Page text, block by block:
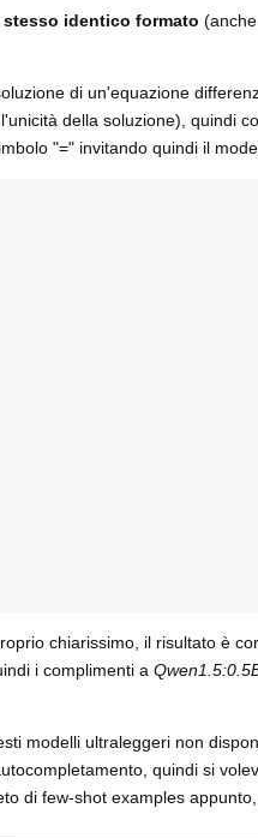
stesso identico formato
di un'equazione
della soluzione), quindi
"=" invitando quindi il
chiarissimo, il risultato è
i complimenti a
modelli ultraleggeri non
quindi si
di few-shot examples